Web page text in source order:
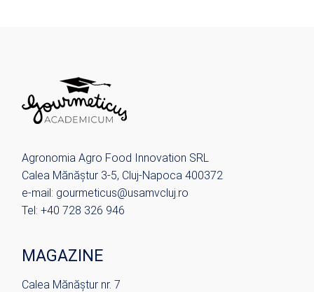
Agronomia Agro Food Innovation SRL
Calea Mănăștur 3-5, Cluj-Napoca 400372
e-mail: gourmeticus@usamvcluj.ro
Tel: +40 728 326 946
MAGAZINE
Calea Mănăștur nr. 7